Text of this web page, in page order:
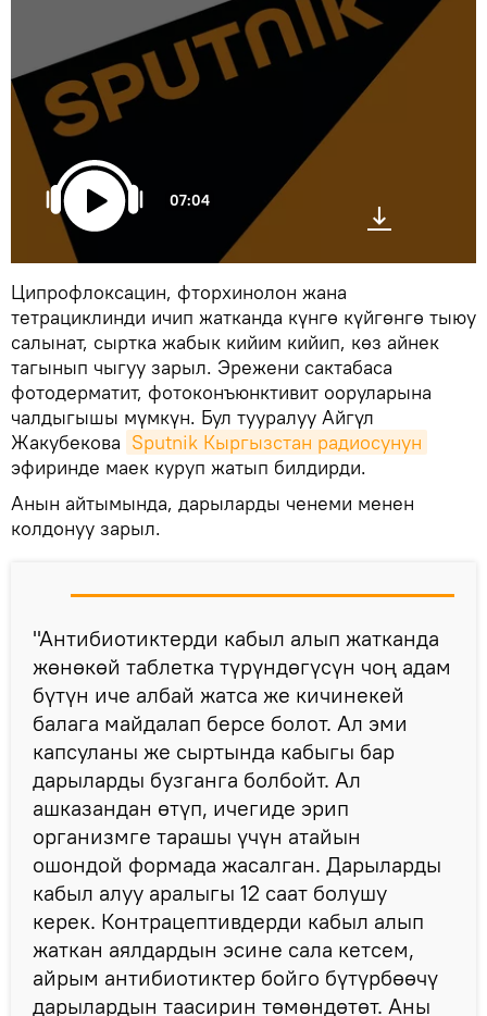
07:04
Ципрофлоксацин, фторхинолон жана
тетрациклинди ичип жатканда күнгө күйгөнгө тыюу
салынат, сыртка жабык кийим кийип, көз айнек
тагынып чыгуу зарыл. Эрежени сактабаса
фотодерматит, фотоконъюнктивит ооруларына
чалдыгышы мүмкүн. Бул тууралуу Айгүл
Жакубекова Sputnik Кыргызстан радиосунун
эфиринде маек куруп жатып билдирди.
Анын айтымында, дарыларды ченеми менен
колдонуу зарыл.
"Антибиотиктерди кабыл алып жатканда
жөнөкөй таблетка түрүндөгүсүн чоң адам
бүтүн иче албай жатса же кичинекей
балага майдалап берсе болот. Ал эми
капсуланы же сыртында кабыгы бар
дарыларды бузганга болбойт. Ал
ашказандан өтүп, ичегиде эрип
организмге тарашы үчүн атайын
ошондой формада жасалган. Дарыларды
кабыл алуу аралыгы 12 саат болушу
керек. Контрацептивдерди кабыл алып
жаткан аялдардын эсине сала кетсем,
айрым антибиотиктер бойго бүтүрбөөчү
дарылардын таасирин төмөндөтөт. Аны